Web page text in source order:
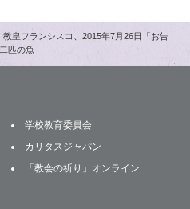
教皇フランシスコ、2015年7月26日「お告
匹の魚
学校教育委員会
カリタスジャパン
「教会の祈り」オンライン